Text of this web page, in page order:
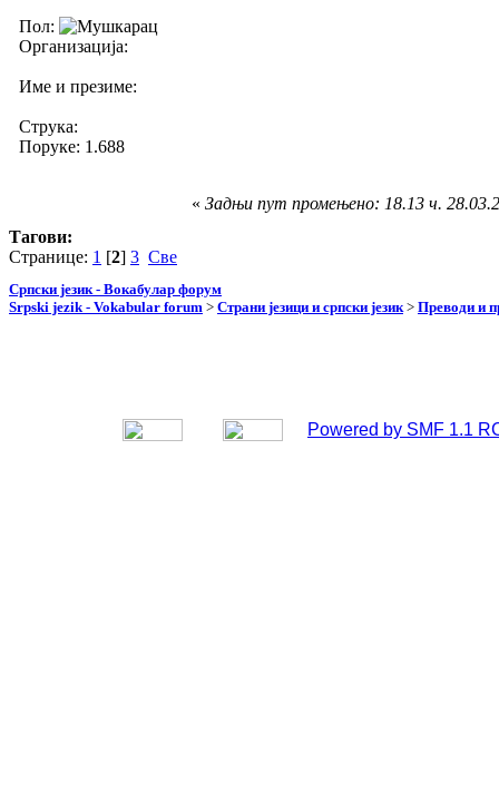
Пол:
Организација:
Име и презиме:
Струка:
Поруке: 1.688
« Задњи пут промењено: 18.13 ч.
Тагови:
Странице: 1 [2] 3 Све
Српски језик - Вокабулар форум
Srpski jezik - Vokabular forum > Страни језици и српски језик> Преводи и
Powered by SMF 1.1